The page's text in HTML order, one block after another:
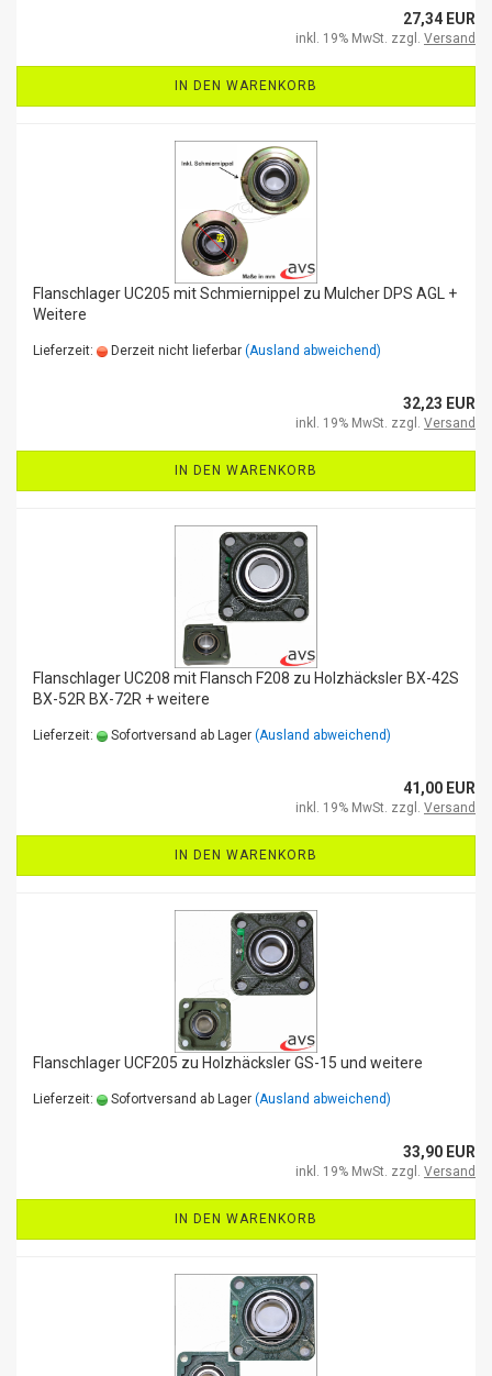
27,34 EUR
inkl. 19% MwSt. zzgl. Versand
IN DEN WARENKORB
Flanschlager UC205 mit Schmiernippel zu Mulcher DPS AGL +
Weitere
Lieferzeit: Derzeit nicht lieferbar (Ausland abweichend)
32,23 EUR
inkl. 19% MwSt. zzgl. Versand
IN DEN WARENKORB
Flanschlager UC208 mit Flansch F208 zu Holzhäcksler BX-42S
BX-52R BX-72R + weitere
Lieferzeit: Sofortversand ab Lager (Ausland abweichend)
41,00 EUR
inkl. 19% MwSt. zzgl. Versand
IN DEN WARENKORB
Flanschlager UCF205 zu Holzhäcksler GS-15 und weitere
Lieferzeit: Sofortversand ab Lager (Ausland abweichend)
33,90 EUR
inkl. 19% MwSt. zzgl. Versand
IN DEN WARENKORB